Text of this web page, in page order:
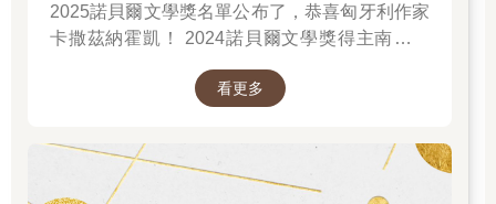
2025諾貝爾文學獎名單公布了，恭喜匈牙利作家
卡撒茲納霍凱！ 2024諾貝爾文學獎得主南韓女
看更多